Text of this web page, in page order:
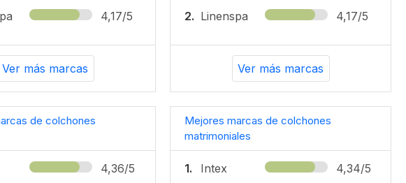
4,17/5
Ver más marcas
2. Linenspa 4,17/5
Ver más marcas
de colchones
4,36/5
Mejores marcas de colchones
matrimoniales
1. Intex
4,34/5